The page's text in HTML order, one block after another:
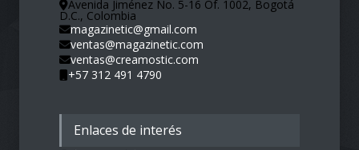
Avenida Jiménez No. 5-16 Of. 1002, Bogotá
D.C., Colombia
magazinetic@gmail.com
ventas@magazinetic.com
ventas@creamostic.com
+57 312 491 4790
Enlaces de interés